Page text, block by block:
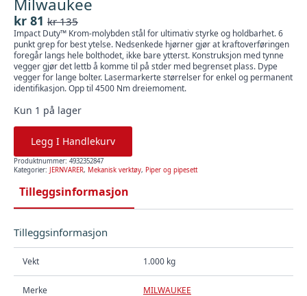
Milwaukee
kr135
Opprinnelig
pris
var:
kr 135.
kr 81
Nåværende
pris
er:
kr 81.
Impact Duty™ Krom-molybden stål for ultimativ styrke og holdbarhet. 6
punkt grep for best ytelse. Nedsenkede hjørner gjør at kraftoverføringen
foregår langs hele bolthodet, ikke bare ytterst. Konstruksjon med tynne
vegger gjør det lettb å komme til på stder med begrenset plass. Dype
vegger for lange bolter. Lasermarkerte størrelser for enkel og permanent
identifikasjon. Opp til 4500 Nm dreiemoment.
Kun 1 på lager
Legg I Handlekurv
Produktnummer: 4932352847
Kategorier:
JERNVARER, Mekanisk verktøy, Piper og pipesett
Tilleggsinformasjon
Tilleggsinformasjon
Vekt 1.000 kg
Merke MILWAUKEE